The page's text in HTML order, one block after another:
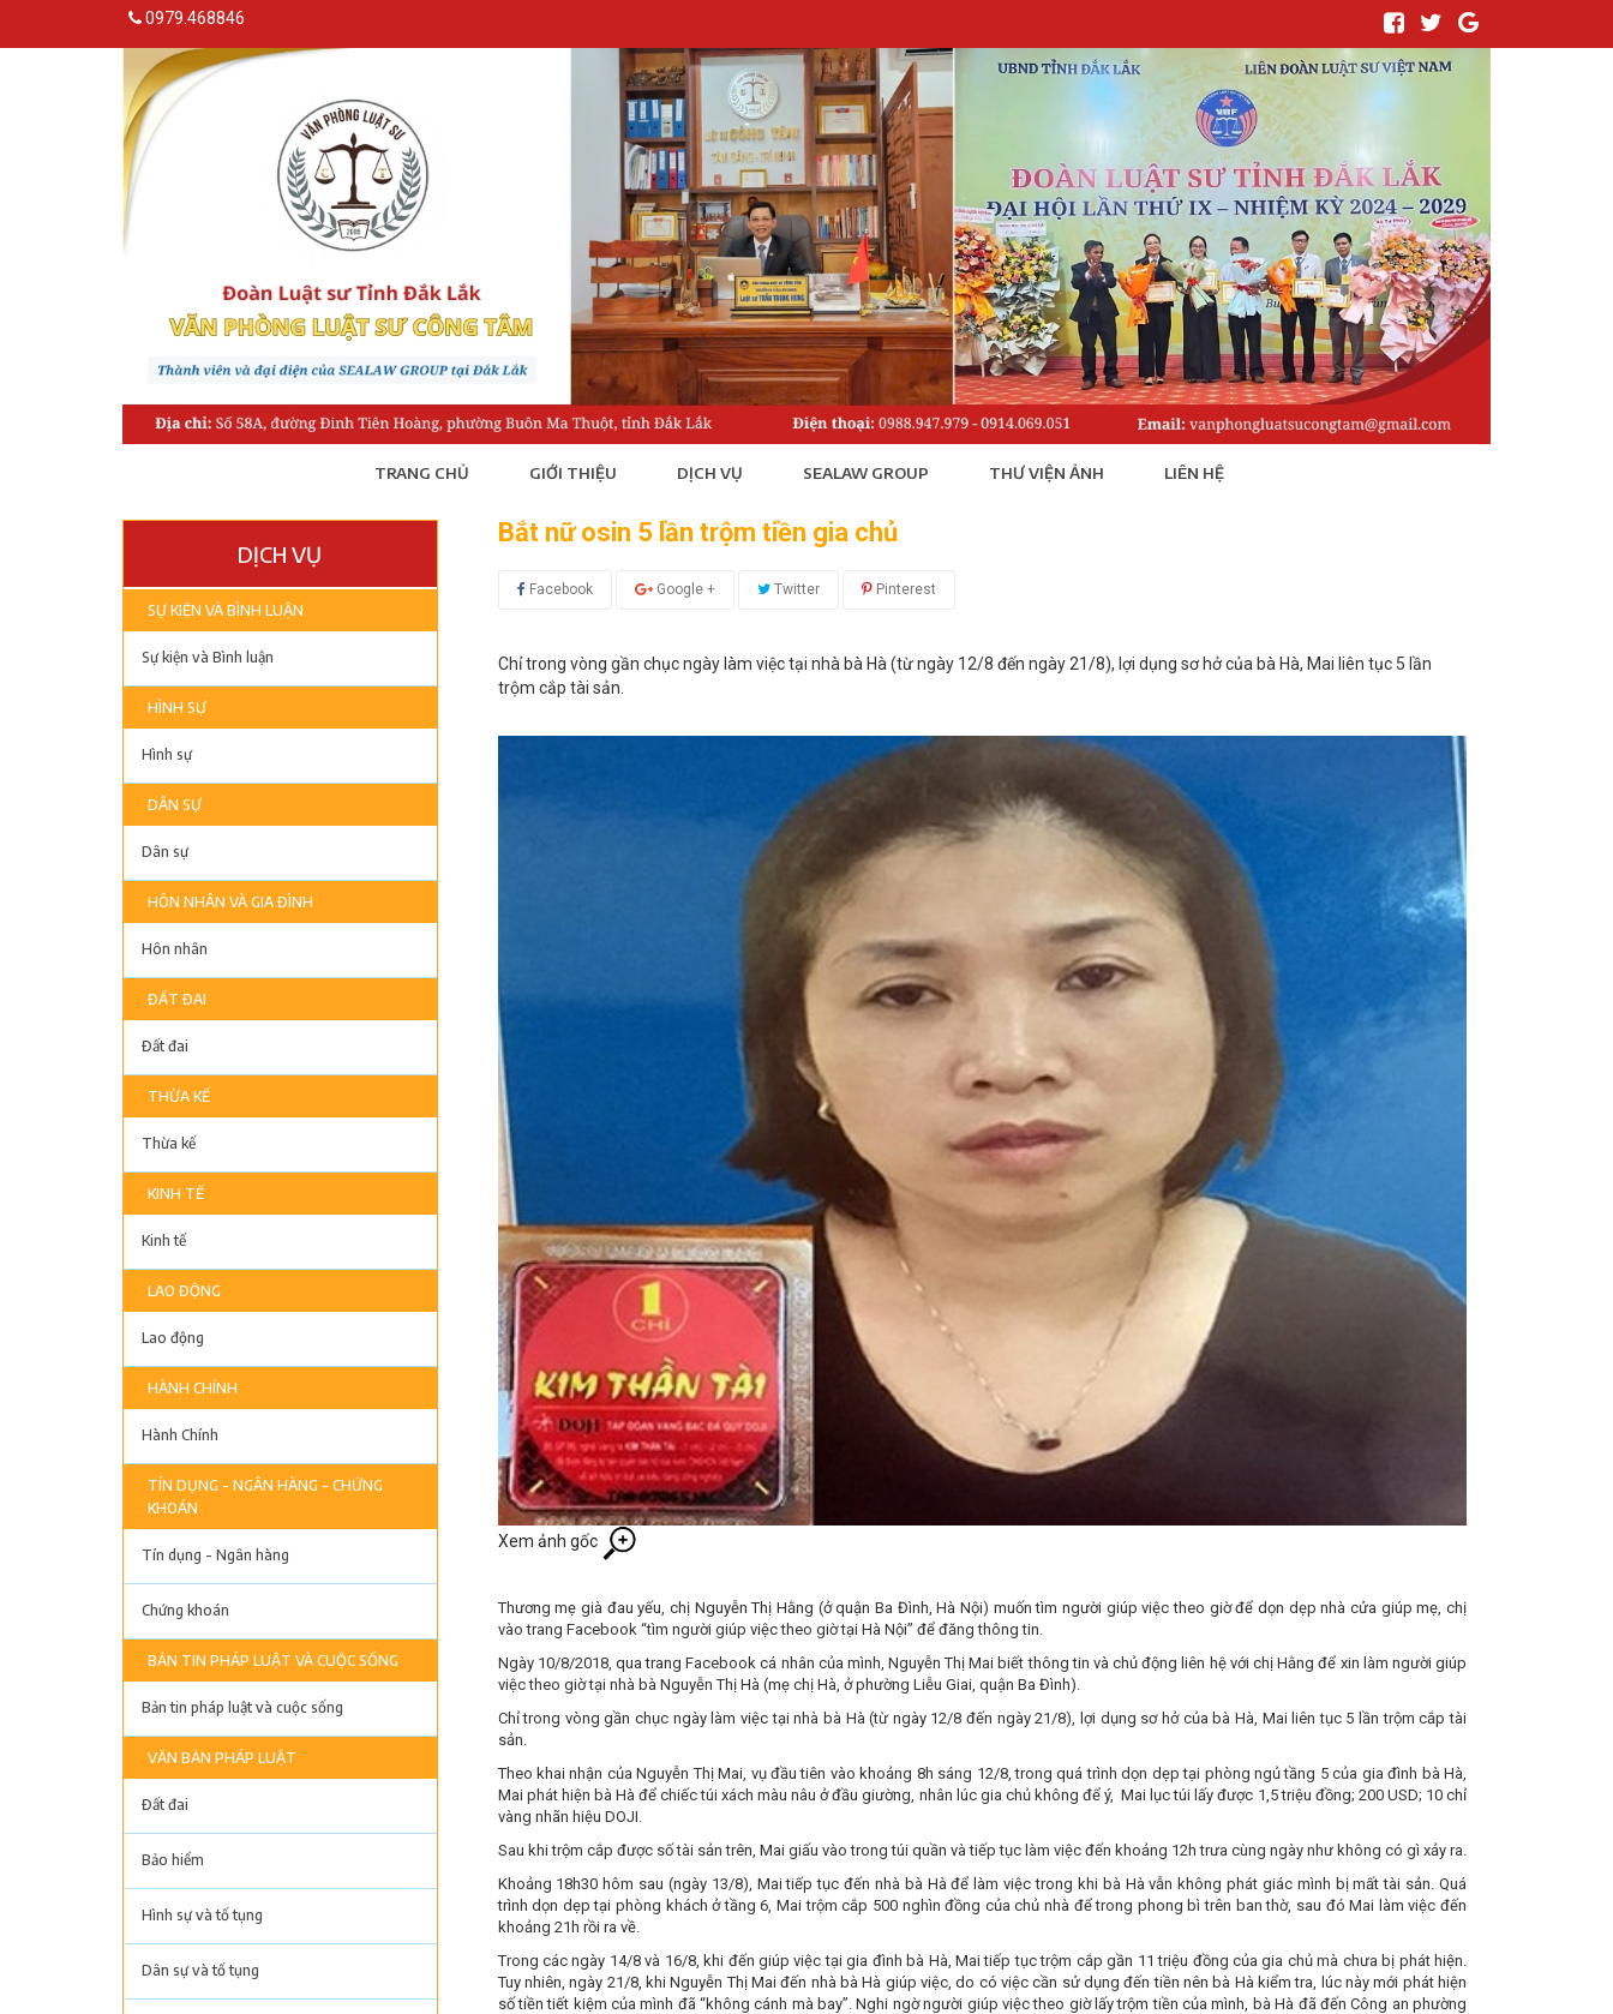
0979.468846
TRANG CHỦ GIỚI THIỆU DỊCH VỤ SEALAW GROUP THƯ VIỆN ẢNH LIÊN HỆ
DỊCH VỤ
SỰ KIỆN VÀ BÌNH LUẬN
Sự kiện và Bình luận
HÌNH SỰ
Hình sự
DÂN SỰ
Dân sự
HÔN NHÂN VÀ GIA ĐÌNH
Hôn nhân
ĐẤT ĐAI
Đất đai
THỪA KẾ
Thừa kế
KINH TẾ
Kinh tế
LAO ĐỘNG
Lao động
HÀNH CHÍNH
Hành Chính
TÍN DỤNG - NGÂN HÀNG - CHỨNG
KHOÁN
Tín dụng - Ngân hàng
Chứng khoán
BẢN TIN PHÁP LUẬT VÀ CUỘC SỐNG
Bản tin pháp luật và cuộc sống
VĂN BẢN PHÁP LUẬT
Đất đai
Bảo hiểm
Hình sự và tố tụng
Dân sự và tố tụng
Bắt nữ osin 5 lần trộm tiền gia chủ
Facebook Google + Twitter Pinterest
Chỉ trong vòng gần chục ngày làm việc tại nhà bà Hà (từ ngày 12/8 đến ngày 21/8), lợi dụng sơ hở của bà Hà, Mai liên tục 5 lần
trộm cắp tài sản.
Xem ảnh gốc
Thương mẹ già đau yếu, chị Nguyễn Thị Hằng (ở quận Ba Đình, Hà Nội) muốn tìm người giúp việc theo giờ để dọn dẹp nhà cửa giúp mẹ, chị
vào trang Facebook “tìm người giúp việc theo giờ tại Hà Nội” để đăng thông tin.
Ngày 10/8/2018, qua trang Facebook cá nhân của mình, Nguyễn Thị Mai biết thông tin và chủ động liên hệ với chị Hằng để xin làm người giúp
việc theo giờ tại nhà bà Nguyễn Thị Hà (mẹ chị Hà, ở phường Liễu Giai, quận Ba Đình).
Chỉ trong vòng gần chục ngày làm việc tại nhà bà Hà (từ ngày 12/8 đến ngày 21/8), lợi dụng sơ hở của bà Hà, Mai liên tục 5 lần trộm cắp tài
sản.
Theo khai nhận của Nguyễn Thị Mai, vụ đầu tiên vào khoảng 8h sáng 12/8, trong quá trình dọn dẹp tại phòng ngủ tầng 5 của gia đình bà Hà,
Mai phát hiện bà Hà để chiếc túi xách màu nâu ở đầu giường, nhân lúc gia chủ không để ý, Mai lục túi lấy được 1,5 triệu đồng; 200 USD; 10 chỉ
vàng nhãn hiệu DOJI.
Sau khi trộm cắp được số tài sản trên, Mai giấu vào trong túi quần và tiếp tục làm việc đến khoảng 12h trưa cùng ngày như không có gì xảy ra.
Khoảng 18h30 hôm sau (ngày 13/8), Mai tiếp tục đến nhà bà Hà để làm việc trong khi bà Hà vẫn không phát giác mình bị mất tài sản. Quá
trình dọn dẹp tại phòng khách ở tầng 6, Mai trộm cắp 500 nghìn đồng của chủ nhà để trong phong bì trên ban thờ, sau đó Mai làm việc đến
khoảng 21h rồi ra về.
Trong các ngày 14/8 và 16/8, khi đến giúp việc tại gia đình bà Hà, Mai tiếp tục trộm cắp gần 11 triệu đồng của gia chủ mà chưa bị phát hiện.
Tuy nhiên, ngày 21/8, khi Nguyễn Thị Mai đến nhà bà Hà giúp việc, do có việc cần sử dụng đến tiền nên bà Hà kiểm tra, lúc này mới phát hiện
số tiền tiết kiệm của mình đã “không cánh mà bay”. Nghi ngờ người giúp việc theo giờ lấy trộm tiền của mình, bà Hà đã đến Công an phường